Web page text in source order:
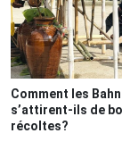
Comment les
s’attirent-ils de
récoltes?